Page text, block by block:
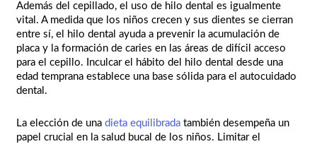
Además del cepillado, el uso de hilo dental es igualmente
vital. A medida que los niños crecen y sus dientes se cierran
entre sí, el hilo dental ayuda a prevenir la acumulación de
placa y la formación de caries en las áreas de difícil acceso
para el cepillo. Inculcar el hábito del hilo dental desde una
edad temprana establece una base sólida para el autocuidado
dental.
La elección de unadieta equilibrada también desempeña un
papel crucial en la salud bucal de los niños. Limitar el